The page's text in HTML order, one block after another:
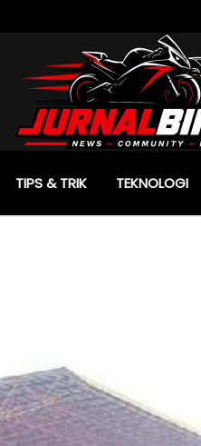
TIPS & TRIK TEKNOLOGI